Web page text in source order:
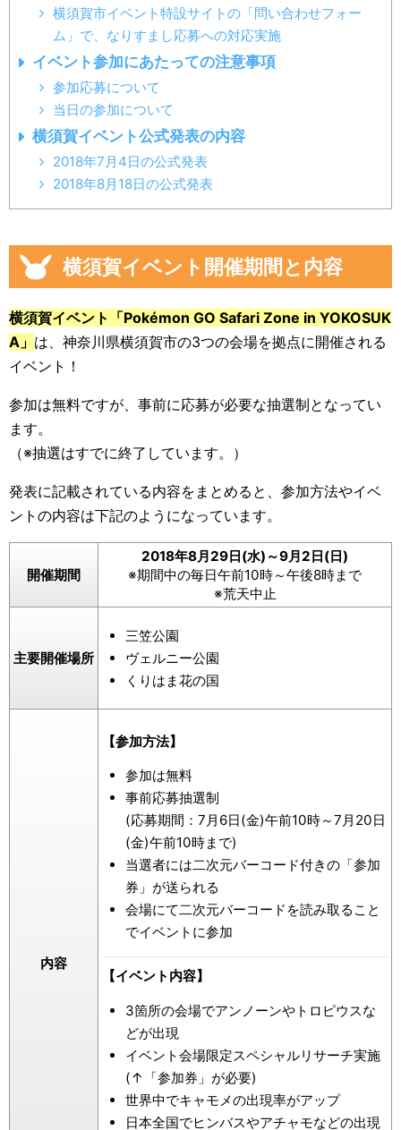
横須賀市イベント特設サイトの「問い合わせフォー
ム」で、なりすまし応募への対応実施
イベント参加にあたっての注意事項
参加応募について
当日の参加について
横須賀イベント公式発表の内容
2018年7月4日の公式発表
2018年8月18日の公式発表
横須賀イベント開催期間と内容
横須賀イベント「Pokémon GO Safari Zone in YOKOSUK
A」 は、神奈川県横須賀市の3つの会場を拠点に開催される
イベント！
参加は無料ですが、事前に応募が必要な抽選制となってい
ます。
（※抽選はすでに終了しています。）
発表に記載されている内容をまとめると、参加方法やイベ
ントの内容は下記のようになっています。
開催期間
2018年8月29日(水)～9月2日(日)
※期間中の毎日午前10時～午後8時まで
※荒天中止
主要開催場所
三笠公園
ヴェルニー公園
くりはま花の国
内容
【参加方法】
参加は無料
事前応募抽選制
(応募期間：7月6日(金)午前10時～7月20日
(金)午前10時まで)
当選者には二次元バーコード付きの「参加
券」が送られる
会場にて二次元バーコードを読み取ること
でイベントに参加
【イベント内容】
3箇所の会場でアンノーンやトロピウスな
どが出現
イベント会場限定スペシャルリサーチ実施
(↑「参加券」が必要)
世界中でキャモメの出現率がアップ
日本全国でヒンバスやアチャモなどの出現